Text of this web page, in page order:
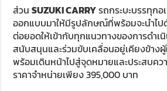
ส่วนSUZUKI CARRYรถกระบะบรรทุก
ออกแบบมาให้มีรูปลักษณ์ที่พร้อมจะนำไ
ต่อยอดให้เข้ากับทุกแนวทางของการดำเ
สนับสนุนและร่วมขับเคลื่อนอยู่เคียงข้างผู้
พร้อมเดินหน้าไปสู่จุดหมายและประสบคว
ราคาจำหน่ายเพียง 395,000 บาท